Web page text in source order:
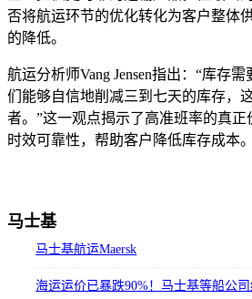
否将航运环节的优化转化为客户整体
的降低。
航运分析师Vang Jensen指出：“库存
们能够自信地削减三到七天的库存，
者。”这一观点揭示了高准班率的真
时效可靠性，帮助客户降低库存成本。
马士基
马士基航运Maersk